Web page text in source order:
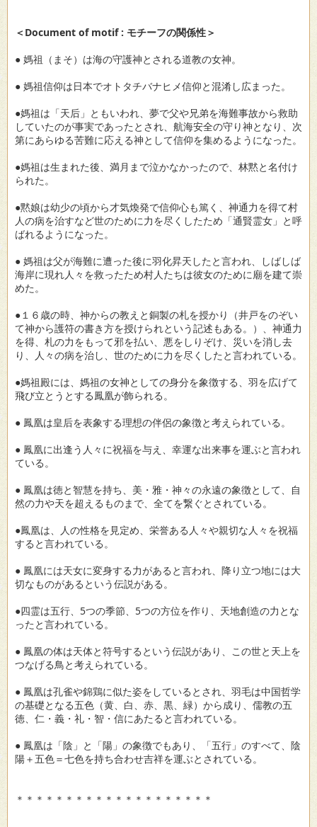
＜Document of motif : モチーフの関係性＞
● 媽祖（まそ）は海の守護神とされる道教の女神。
● 媽祖信仰は日本でオトタチバナヒメ信仰と混淆し広まった。
●媽祖は「天后」ともいわれ、夢で父や兄弟を海難事故から救助
していたのが事実であったとされ、航海安全の守り神となり、次
第にあらゆる苦難に応える神として信仰を集めるようになった。
●媽祖は生まれた後、満月まで泣かなかったので、林黙と名付け
られた。
●黙娘は幼少の頃から才気煥発で信仰心も篤く、神通力を得て村
人の病を治すなど世のために力を尽くしたため「通賢霊女」と呼
ばれるようになった。
● 媽祖は父が海難に遭った後に羽化昇天したと言われ、しばしば
海岸に現れ人々を救ったため村人たちは彼女のために廟を建て崇
めた。
●１６歳の時、神からの教えと銅製の札を授かり（井戸をのぞい
て神から護符の書き方を授けられという記述もある。）、神通力
を得、札の力をもって邪を払い、悪をしりぞけ、災いを消し去
り、人々の病を治し、世のために力を尽くしたと言われている。
●媽祖殿には、媽祖の女神としての身分を象徴する、羽を広げて
飛び立とうとする鳳凰が飾られる。
● 鳳凰は皇后を表象する理想の伴侶の象徴と考えられている。
● 鳳凰に出逢う人々に祝福を与え、幸運な出来事を運ぶと言われ
ている。
● 鳳凰は徳と智慧を持ち、美・雅・神々の永遠の象徴として、自
然の力や天を超えるものまで、全てを繋ぐとされている。
●鳳凰は、人の性格を見定め、栄誉ある人々や親切な人々を祝福
すると言われている。
● 鳳凰には天女に変身する力があると言われ、降り立つ地には大
切なものがあるという伝説がある。
●四霊は五行、5つの季節、5つの方位を作り、天地創造の力とな
ったと言われている。
● 鳳凰の体は天体と符号するという伝説があり、この世と天上を
つなげる鳥と考えられている。
● 鳳凰は孔雀や錦鶏に似た姿をしているとされ、羽毛は中国哲学
の基礎となる五色（黄、白、赤、黒、緑）から成り、儒教の五
徳、仁・義・礼・智・信にあたると言われている。
● 鳳凰は「陰」と「陽」の象徴でもあり、「五行」のすべて、陰
陽＋五色＝七色を持ち合わせ吉祥を運ぶとされている。
＊＊＊＊＊＊＊＊＊＊＊＊＊＊＊＊＊＊＊＊